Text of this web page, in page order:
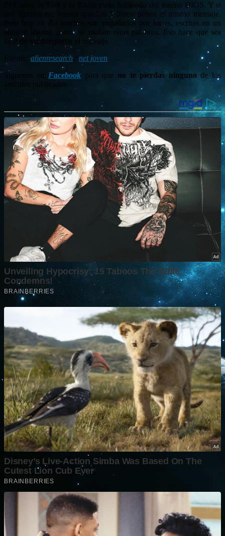
El Corán, la Torá y la Biblia están hablando del mismo DIOS. Y si
nos fijamos en, vemos que los 3 libros tienen el mismo mensaje.
Pero hoy en día muchos son engañados por frases, escritas en un
antiguo idioma donde se usaban otras palabras. Eso hace que sea
fácil de malinterpretar el mensaje.
Fuente: alienresearch / net joven
Síguenos en Facebook para que no te pierdas ninguno de los
artículos publicados.